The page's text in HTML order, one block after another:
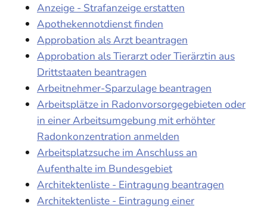
Anzeige - Strafanzeige erstatten
Apothekennotdienst finden
Approbation als Arzt beantragen
Approbation als Tierarzt oder Tierärztin aus
Drittstaaten beantragen
Arbeitnehmer-Sparzulage beantragen
Arbeitsplätze in Radonvorsorgegebieten oder
in einer Arbeitsumgebung mit erhöhter
Radonkonzentration anmelden
Arbeitsplatzsuche im Anschluss an
Aufenthalte im Bundesgebiet
Architektenliste - Eintragung beantragen
Architektenliste - Eintragung einer